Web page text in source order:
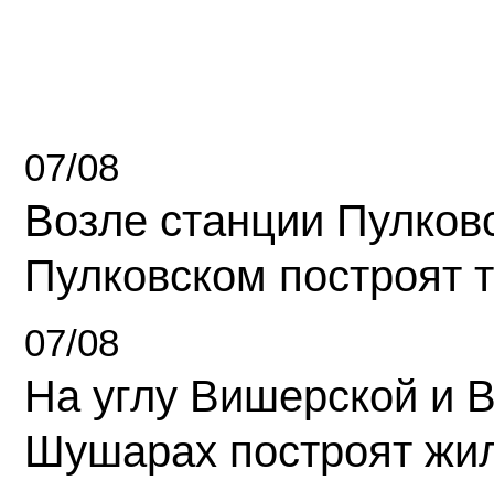
07/08
Возле станции
Пулковском построят
07/08
На углу Вишерской и
Шушарах построят